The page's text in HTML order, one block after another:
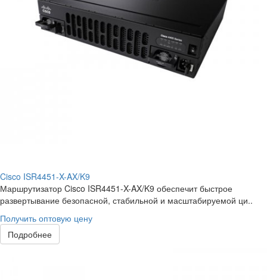
Cisco ISR4451-X-AX/K9
Маршрутизатор Cisco ISR4451-X-AX/K9 обеспечит быстрое
развертывание безопасной, стабильной и масштабируемой ци..
Получить оптовую цену
Подробнее